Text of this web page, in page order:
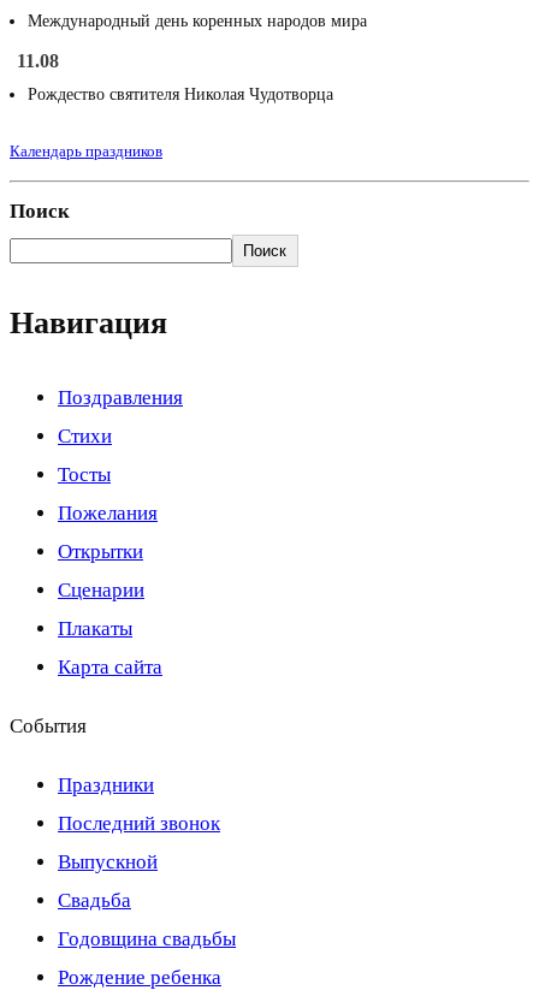
Международный день коренных народов мира
11.08
Рождество святителя Николая Чудотворца
Календарь праздников
Поиск
Поиск
Навигация
Поздравления
Стихи
Тосты
Пожелания
Открытки
Сценарии
Плакаты
Карта сайта
События
Праздники
Последний звонок
Выпускной
Свадьба
Годовщина свадьбы
Рождение ребенка